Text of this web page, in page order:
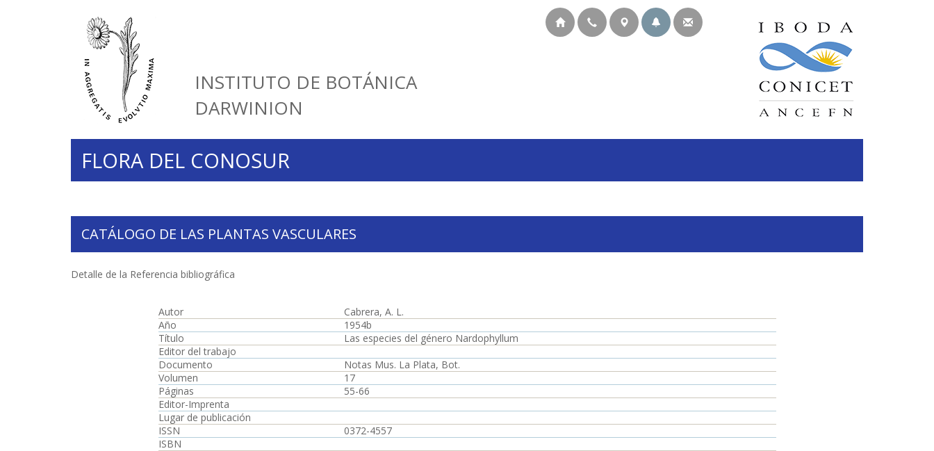
INSTITUTO DE BOTÁNICA
DARWINION
FLORA DEL CONOSUR
CATÁLOGO DE LAS PLANTAS VASCULARES
Detalle de la Referencia bibliográfica
Autor
Cabrera, A. L.
Año
1954b
Título
Las especies del género Nardophyllum
Editor del trabajo
Documento
Notas Mus. La Plata, Bot.
Volumen
17
Páginas
55-66
Editor-Imprenta
Lugar de publicación
ISSN
0372-4557
ISBN